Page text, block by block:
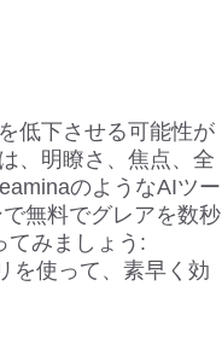
低下させる可能性が
、明瞭さ、焦点、全
のようなAIツー
無料でグレアを数秒
てみましょう:
を使って、素早く効